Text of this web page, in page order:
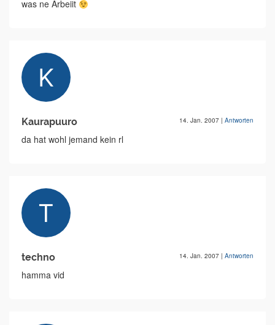
was ne Arbeiit
Kaurapuuro 14. Jan. 2007 | Antworten
da hat wohl jemand kein rl
techno 14. Jan. 2007 | Antworten
hamma vid